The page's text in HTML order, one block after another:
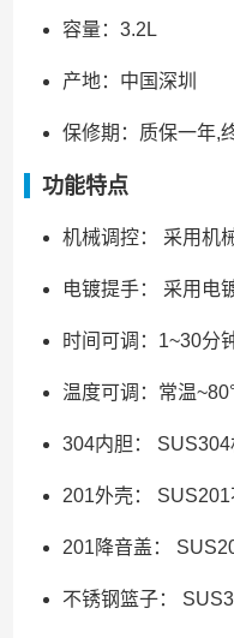
容量：3.2L
产地：中国深圳
保修期：质保一年,
功能特点
机械调控： 采用机
电镀提手： 采用电
时间可调：1~30分
温度可调：常温
304内胆：
201外壳：
201降音盖：
不锈钢篮子：